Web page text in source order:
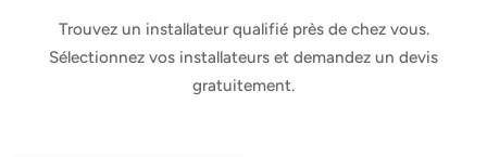
Trouvez un installateur qualifié près de chez vous.
Sélectionnez vos installateurs et demandez un devis
gratuitement.